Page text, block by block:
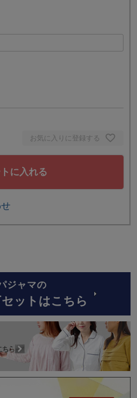
お気に入りに登録する
に入れる
ジャマの
セットはこちら